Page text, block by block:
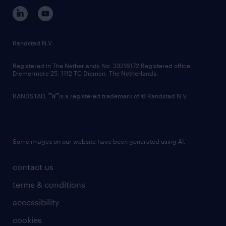
corporate governance
randstad innovation fund
country websites
contact us
terms & conditions
accessibility
cookies
Randstad N.V.
Registered in The Netherlands No: 33216172 Registered office:
Diemermere 25, 1112 TC Diemen, The Netherlands.
RANDSTAD, is a registered trademark of © Randstad N.V.
Some images on our website have been generated using AI.